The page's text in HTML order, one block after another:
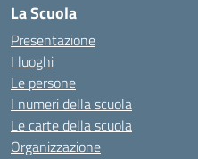
La Scuola
Presentazione
I luoghi
Le persone
I numeri della scuola
Le carte della scuola
Organizzazione